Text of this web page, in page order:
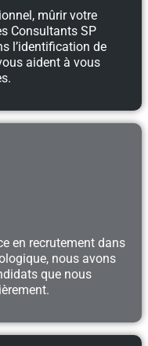
mûrir votre
Consultants SP
l’identification de
aident à vous
en recrutement dans
nous avons
que nous